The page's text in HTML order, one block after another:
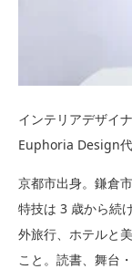
インテリアデザイ
Euphoria Design
京都市出身。鎌倉
特技は 3 歳から続
外旅行、ホテルと
こと。読書、舞台